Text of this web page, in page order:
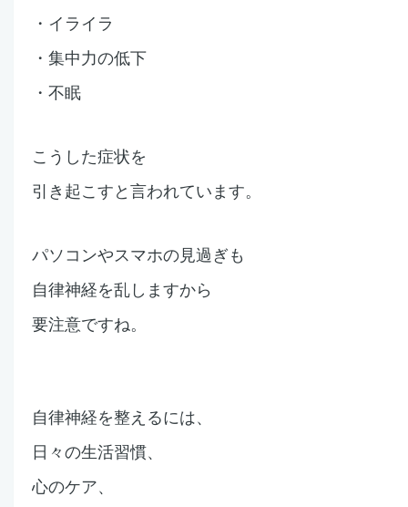
・イライラ
・集中力の低下
・不眠
こうした症状を
引き起こすと言われています。
パソコンやスマホの見過ぎも
自律神経を乱しますから
要注意ですね。
自律神経を整えるには、
日々の生活習慣、
心のケア、